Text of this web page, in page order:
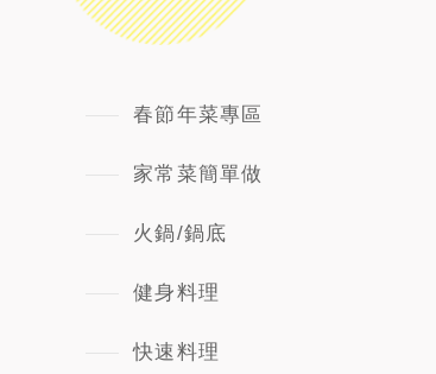
春節年菜專區
家常菜簡單做
火鍋/鍋底
健身料理
快速料理